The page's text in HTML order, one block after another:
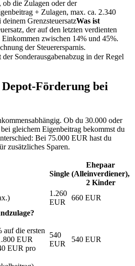
ob die Zulagen oder der
+ Zulagen, max. ca. 2.340
deinem GrenzsteuersatzWas ist
der auf den letzten verdienten
zwischen 14% und 45%.
der Steuerersparnis.
Sonderausgabenabzug in der Regel
Förderung bei
Ob du 30.000 oder
gleichem Eigenbeitrag bekommst du
Bei 75.000 EUR hast du
zusätzliches Sparen.
Single
Ehepaar
(Alleinverdiener),
2 Kinder
1.260
EUR
660 EUR
auf die ersten
EUR
EUR pro
540
EUR
540 EUR